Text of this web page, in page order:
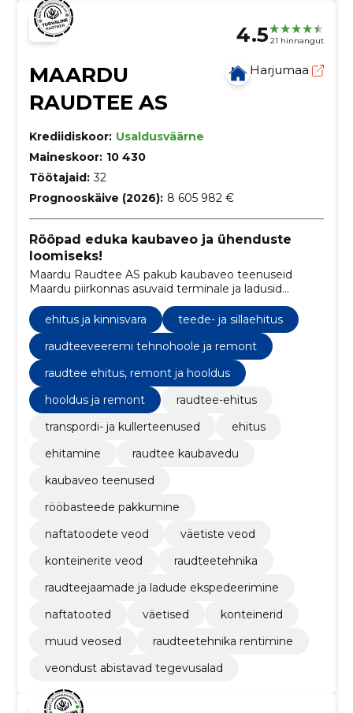
4.5 21 hinnangut
MAARDU
RAUDTEE AS
Harjumaa
Krediidiskoor: Usaldusväärne
Maineskoor: 10 430
Töötajaid: 32
Prognooskäive (2026): 8 605 982 €
Rööpad eduka kaubaveo ja ühenduste
loomiseks!
Maardu Raudtee AS pakub kaubaveo teenuseid
Maardu piirkonnas asuvaid terminale ja ladusid
ühendaval raudteel, hõlmates erinevaid kaupu nagu
naftatooted, väetised, konteinerid jms.
ehitus ja kinnisvara
teede- ja sillaehitus
raudteeveeremi tehnohoole ja remont
raudtee ehitus, remont ja hooldus
hooldus ja remont
raudtee-ehitus
transpordi- ja kullerteenused
ehitus
ehitamine
raudtee kaubavedu
kaubaveo teenused
rööbasteede pakkumine
naftatoodete veod
väetiste veod
konteinerite veod
raudteetehnika
raudteejaamade ja ladude ekspedeerimine
naftatooted
väetised
konteinerid
muud veosed
raudteetehnika rentimine
veondust abistavad tegevusalad